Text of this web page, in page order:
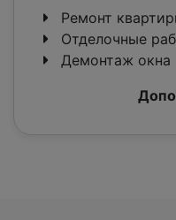
Ремонт
Отделочные
Демонтаж окна